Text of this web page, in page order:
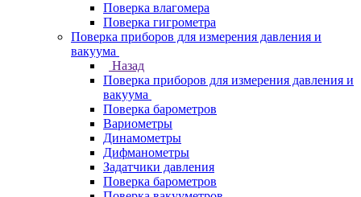
Поверка влагомера
Поверка гигрометра
Поверка приборов для измерения давления и
вакуума
Назад
Поверка приборов для измерения давления и
вакуума
Поверка барометров
Вариометры
Динамометры
Дифманометры
Задатчики давления
Поверка барометров